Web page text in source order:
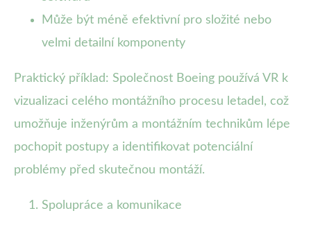
Může být méně efektivní pro složité nebo
velmi detailní komponenty
Praktický příklad: Společnost Boeing používá VR k
vizualizaci celého montážního procesu letadel, což
umožňuje inženýrům a montážním technikům lépe
pochopit postupy a identifikovat potenciální
problémy před skutečnou montáží.
Spolupráce a komunikace